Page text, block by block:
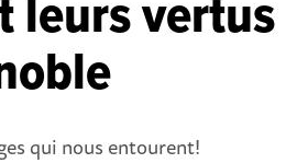
leurs vertus
qui nous entourent!